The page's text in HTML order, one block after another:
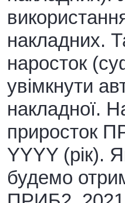
накладних.
наросток
увімкнути
накладної.
приросток
YYYY (рік).
будемо